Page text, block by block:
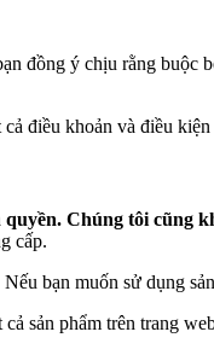
ý chịu rằng buộc
điều khoản và điều
Chúng tôi cũng
cấp.
bạn muốn sử dụng
sản phẩm trên trang